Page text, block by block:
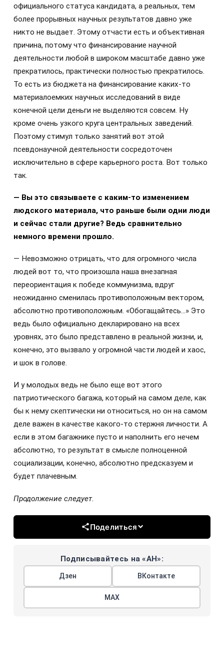
официального статуса кандидата, а реальных, тем
более прорывных научных результатов давно уже
никто не выдает. Этому отчасти есть и объективная
причина, потому что финансирование научной
деятельности любой в широком масштабе давно уже
прекратилось, практически полностью прекратилось.
То есть из бюджета на финансирование каких-то
материалоемких научных исследований в виде
конечной цели деньги не выделяются совсем. Ну
кроме очень узкого круга центральных заведений.
Поэтому стимул только занятий вот этой
псевдонаучной деятельности сосредоточен
исключительно в сфере карьерного роста. Вот только
так.
— Вы это связываете с каким-то изменением
людского материала, что раньше были одни люди
и сейчас стали другие? Ведь сравнительно
немного времени прошло.
— Невозможно отрицать, что для огромного числа
людей вот то, что произошла наша внезапная
переориентация к победе коммунизма, вдруг
неожиданно сменилась противоположным вектором,
абсолютно противоположным. «Обогащайтесь…» Это
ведь было официально декларировано на всех
уровнях, это было представлено в реальной жизни, и,
конечно, это вызвало у огромной части людей и хаос,
и шок в голове.
И у молодых ведь не было еще вот этого
патриотического багажа, который на самом деле, как
бы к нему скептически ни относиться, но он на самом
деле важен в качестве какого-то стержня личности. А
если в этом багажнике пусто и наполнить его нечем
абсолютно, то результат в смысле полноценной
социализации, конечно, абсолютно предсказуем и
будет плачевным.
Продолжение следует.
Поделиться
Подписывайтесь на «АН»:
Дзен ВКонтакте
МАХ